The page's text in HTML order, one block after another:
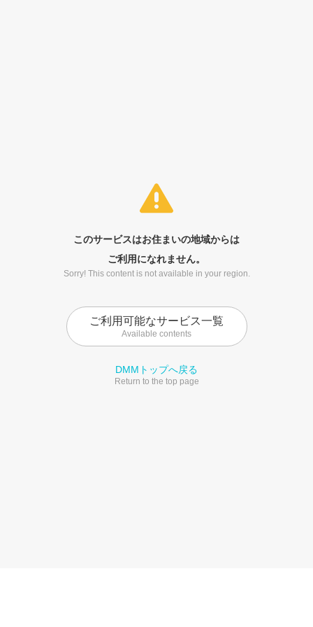
このサービスはお住まいの地域からは
ご利用になれません。
Sorry! This content is not available in your region.
ご利用可能なサービス一覧
Available contents
DMMトップへ戻る
Return to the top page